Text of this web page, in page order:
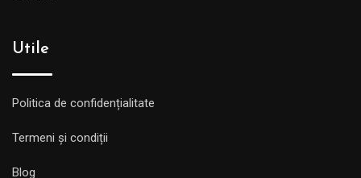
Utile
Politica de confidențialitate
Termeni și condiții
Blog